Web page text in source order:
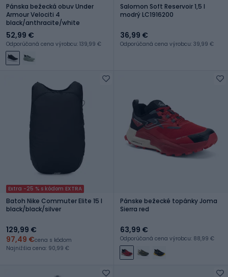
Pánska bežecká obuv Under
Armour Velociti 4
black/anthracite/white
52,99 €
Odporúčaná cena výrobcu: 139,99 €
Salomon Soft Reservoir 1,5 l
modrý LC1916200
36,99 €
Odporúčaná cena výrobcu: 39,99 €
Extra -25 % s kódom EXTRA
Batoh Nike Commuter Elite 15 l
black/black/silver
129,99 €
97,49 €cena s kódom
Najnižšia cena: 90,99 €
Pánske bežecké topánky Joma
Sierra red
63,99 €
Odporúčaná cena výrobcu: 88,99 €